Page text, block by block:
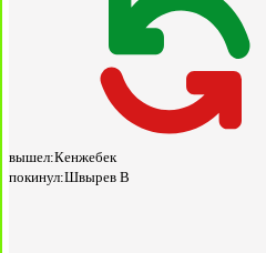
вышел:Кенжебек
покинул:Швырев В